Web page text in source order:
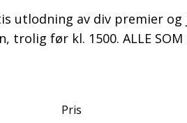
utlodning av div premier
før kl. 1500. ALLE SOM
Pris